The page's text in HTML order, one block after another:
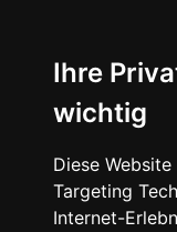
Ihre
wichtig
Diese
Targeting
Internet-